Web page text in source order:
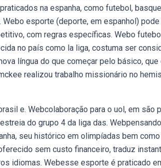
na espanha, como futebol,
esporte (deporte, em espanhol)
com regras específicas. Webo
no país como la liga, costuma ser
língua do que começar pelo básico,
realizou trabalho missionário no
e. Webcolaboração para o uol, em são
do grupo 4 da liga das.
seu histórico em olimpíadas bem
sem custo financeiro, traduz
idiomas. Webesse esporte é praticado